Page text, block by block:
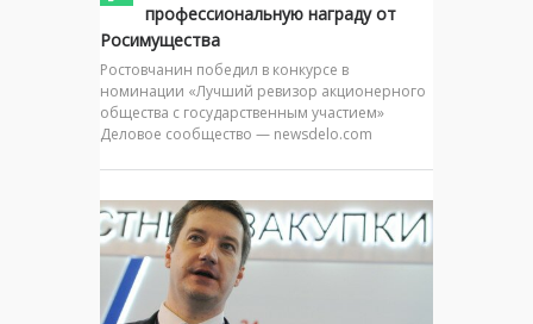
профессиональную награду от
Росимущества
Ростовчанин победил в конкурсе в
номинации «Лучший ревизор акционерного
общества с государственным участием»
Деловое сообщество — newsdelo.com